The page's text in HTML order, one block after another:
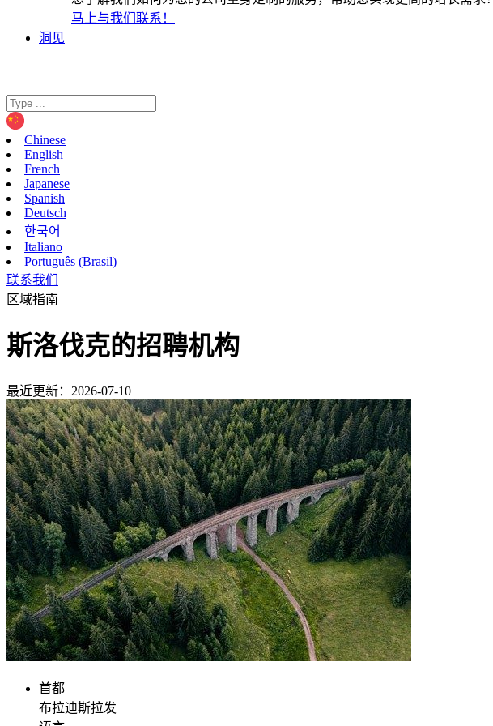
马上与我们联系！
洞见
Chinese
English
French
Japanese
Spanish
Deutsch
한국어
Italiano
Português (Brasil)
联系我们
区域指南
斯洛伐克的招聘机构
最近更新：2026-07-10
首都
布拉迪斯拉发